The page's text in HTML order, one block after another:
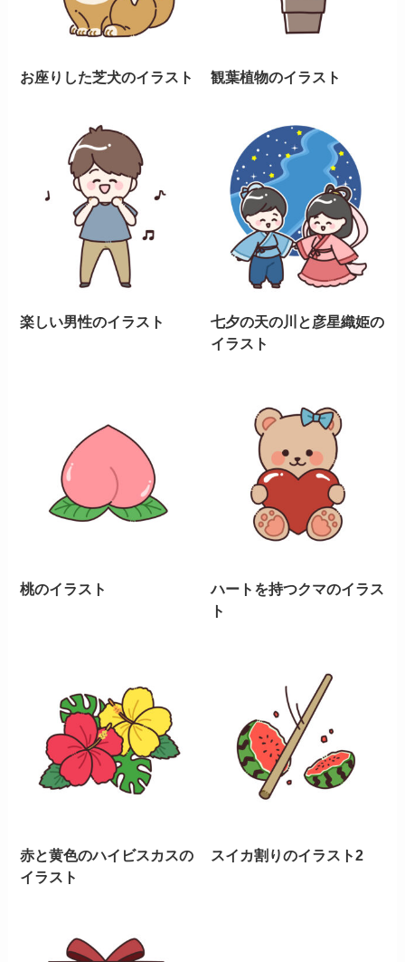
お座りした芝犬のイラスト 観葉植物のイラスト
楽しい男性のイラスト
七夕の天の川と彦星織姫の
イラスト
桃のイラスト
ハートを持つクマのイラス
ト
赤と黄色のハイビスカスの
イラスト
スイカ割りのイラスト2